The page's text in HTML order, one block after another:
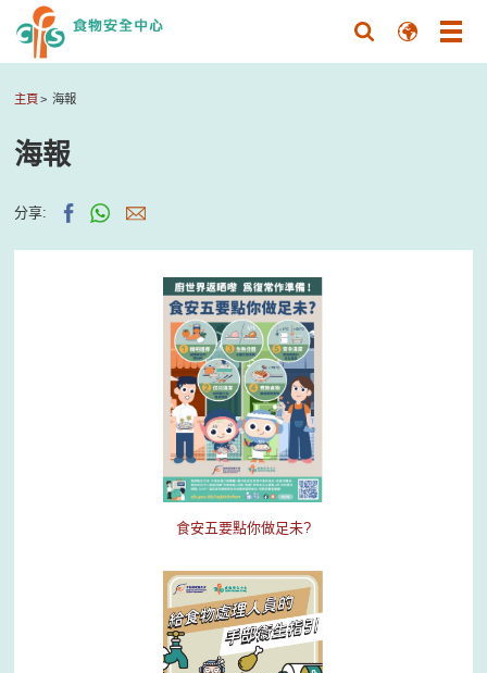
主頁 海報
海報
分享:
食安五要點你做足未?